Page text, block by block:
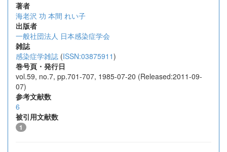
著者
海老沢 功 本間 れい子
出版者
一般社団法人 日本感染症学会
雑誌
感染症学雑誌 (ISSN:03875911)
巻号頁・発行日
vol.59, no.7, pp.701-707, 1985-07-20 (Released:2011-09-
07)
参考文献数
6
被引用文献数
1